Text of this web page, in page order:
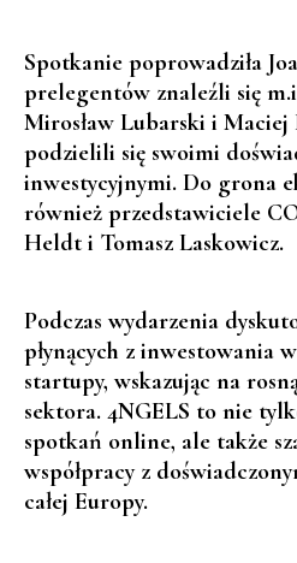
Spotkanie poprowadziła
prelegentów znaleźli się
Mirosław Lubarski i Maciej
podzielili się swoimi
inwestycyjnymi. Do grona
również przedstawiciele
Heldt i Tomasz Laskowicz.
Podczas wydarzenia
płynących z inwestowania
startupy, wskazując na
sektora. 4NGELS to nie
spotkań online, ale także
współpracy z
całej Europy.